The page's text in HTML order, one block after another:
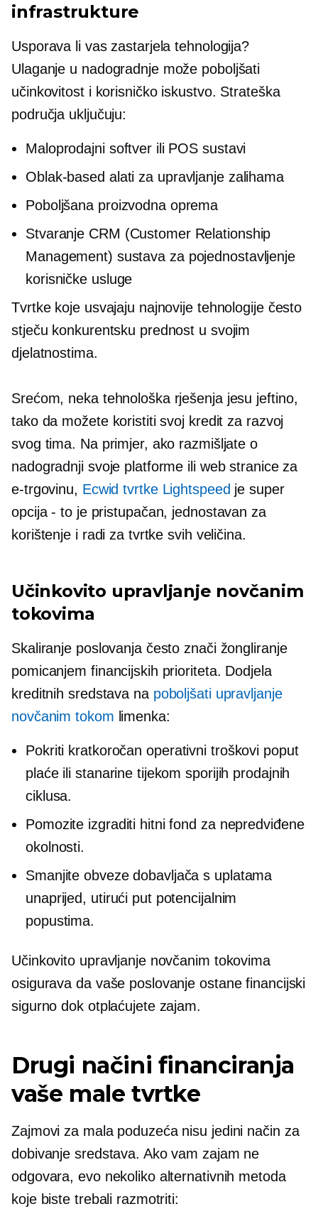
infrastrukture
Usporava li vas zastarjela tehnologija?
Ulaganje u nadogradnje može poboljšati
učinkovitost i korisničko iskustvo. Strateška
područja uključuju:
Maloprodajni softver ili POS sustavi
Oblak-based alati za upravljanje zalihama
Poboljšana proizvodna oprema
Stvaranje CRM (Customer Relationship
Management) sustava za pojednostavljenje
korisničke usluge
Tvrtke koje usvajaju najnovije tehnologije često
stječu konkurentsku prednost u svojim
djelatnostima.
Srećom, neka tehnološka rješenja jesu jeftino,
tako da možete koristiti svoj kredit za razvoj
svog tima. Na primjer, ako razmišljate o
nadogradnji svoje platforme ili web stranice za
e-trgovinu, Ecwid tvrtke Lightspeed je super
opcija - to jepristupačan, jednostavan za
korištenje i radi za tvrtke svih veličina.
Učinkovito upravljanje novčanim
tokovima
Skaliranje poslovanja često znači žongliranje
pomicanjem financijskih prioriteta. Dodjela
kreditnih sredstava na poboljšati upravljanje
novčanim tokom limenka:
Pokriti kratkoročan operativni troškovi poput
plaće ili stanarine tijekom sporijih prodajnih
ciklusa.
Pomozite izgraditi hitni fond za nepredviđene
okolnosti.
Smanjite obveze dobavljača s uplatama
unaprijed, utirući put potencijalnim
popustima.
Učinkovito upravljanje novčanim tokovima
osigurava da vaše poslovanje ostane financijski
sigurno dok otplaćujete zajam.
Drugi načini financiranja
vaše male tvrtke
Zajmovi za mala poduzeća nisu jedini način za
dobivanje sredstava. Ako vam zajam ne
odgovara, evo nekoliko alternativnih metoda
koje biste trebali razmotriti: